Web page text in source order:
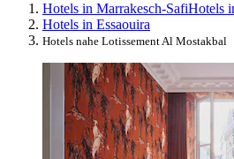
Hotels in Marrakesch-SafiHotels
Hotels in Essaouira
Hotels nahe Lotissement Al Mostakbal